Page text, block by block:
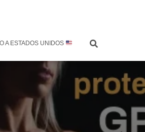
A ESTADOS UNIDOS